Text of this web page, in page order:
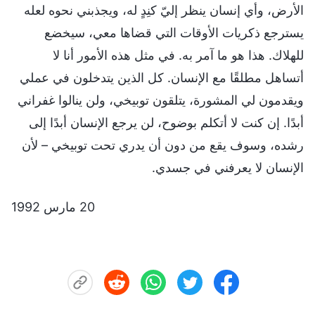
الأرض، وأي إنسان ينظر إليّ كنِدٍ له، ويجذبني نحوه لعله
يسترجع ذكريات الأوقات التي قضاها معي، سيخضع
للهلاك. هذا هو ما آمر به. في مثل هذه الأمور أنا لا
أتساهل مطلقًا مع الإنسان. كل الذين يتدخلون في عملي
ويقدمون لي المشورة، يتلقون توبيخي، ولن ينالوا غفراني
أبدًا. إن كنت لا أتكلم بوضوح، لن يرجع الإنسان أبدًا إلى
رشده، وسوف يقع من دون أن يدري تحت توبيخي – لأن
الإنسان لا يعرفني في جسدي.
20 مارس 1992